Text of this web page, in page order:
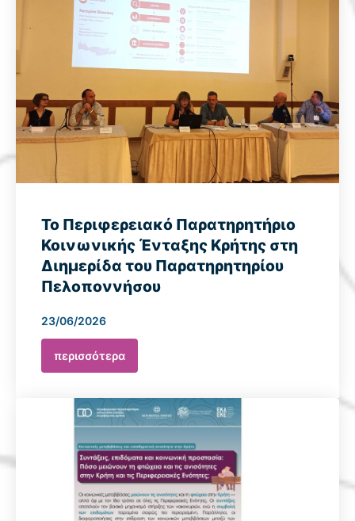
Το Περιφερειακό Παρατηρητήριο
Κοινωνικής Ένταξης Κρήτης στη
Διημερίδα του Παρατηρητηρίου
Πελοποννήσου
23/06/2026
περισσότερα